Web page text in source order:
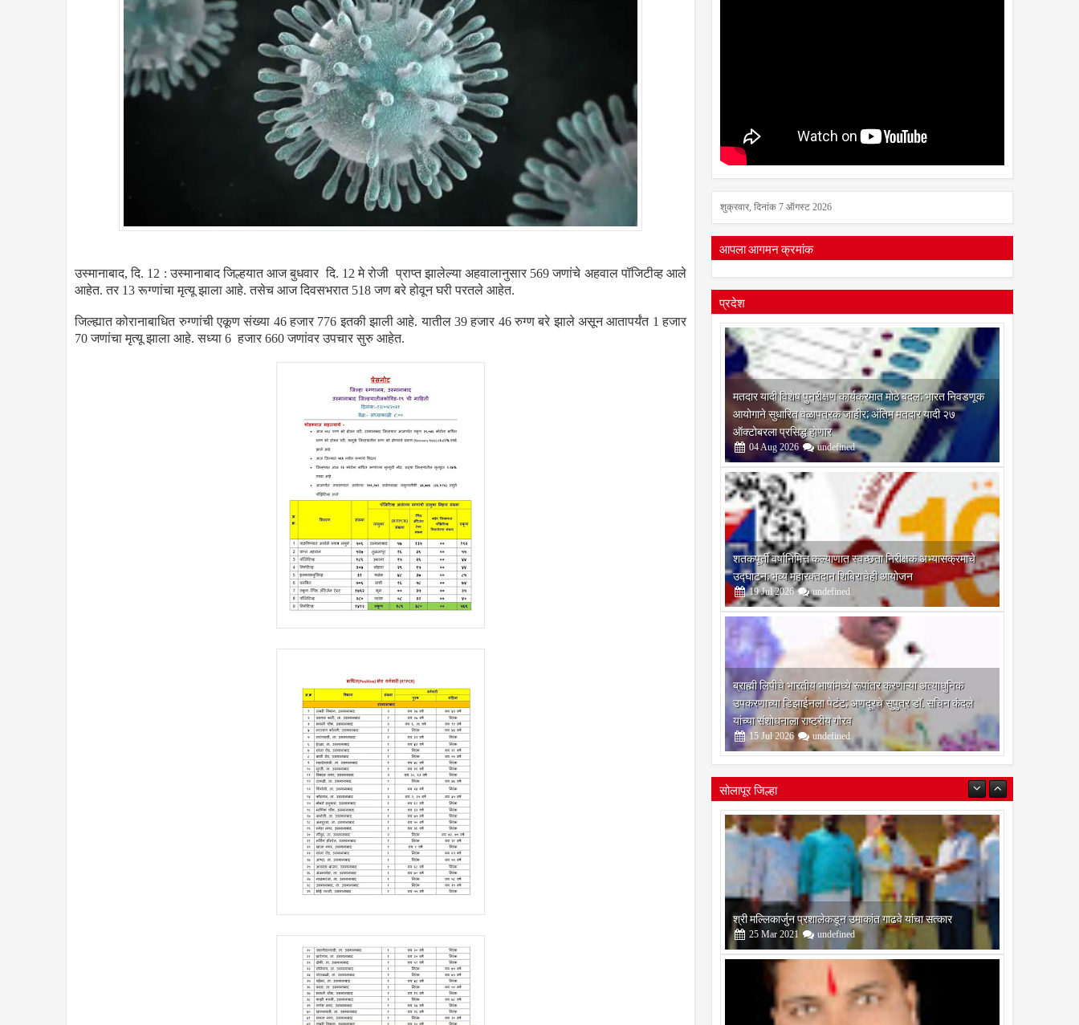
उस्मानाबाद, दि. 12 : उस्मानाबाद जिल्हयात आज बुधवार दि. 12 मे रोजी प्राप्त झालेल्या अहवालानुसार 569 जणांचे अहवाल पॉजिटीव्ह आले
आहेत. तर 13 रूग्णांचा मृत्यू झाला आहे. तसेच आज दिवसभरात 518 जण बरे होवून घरी परतले आहेत.
जिल्ह्यात कोरानाबाधित रुग्णांची एकूण संख्या 46 हजार 776 इतकी झाली आहे. यातील 39 हजार 46 रुग्ण बरे झाले असून आतापर्यंत 1 हजार
70 जणांचा मृत्यू झाला आहे. सध्या 6 हजार 660 जणांवर उपचार सुरु आहेत.
शुक्रवार, दिनांक 7 ऑगस्ट 2026
आपला आगमन क्रमांक
प्रदेश
मतदार यादी विशेष पुनरीक्षण कार्यक्रमात मोठे बदल; भारत निवडणूक
आयोगाने सुधारित वेळापत्रक जाहीर; अंतिम मतदार यादी २७
ऑक्टोबरला प्रसिद्ध होणार
04 Aug 2026 undefined
शतकपूर्ती वर्षानिमित्त कल्याणात स्वच्छता निरीक्षक अभ्यासक्रमाचे
उद्घाटन; भव्य महारक्तदान शिबिराचेही आयोजन
19 Jul 2026 undefined
ब्राह्मी लिपीचे भारतीय भाषांमध्ये रूपांतर करणाऱ्या अत्याधुनिक
उपकरणाच्या डिझाईनला पेटंट; अणदूरचे सुपुत्र डॉ. सचिन कंदले
यांच्या संशोधनाला राष्ट्रीय गौरव
15 Jul 2026 undefined
सोलापूर जिल्हा
भारतीय जनता पक्ष चिटणीसपदी उमाकांत गाढवे यांची निवड
19 Mar 2021 undefined